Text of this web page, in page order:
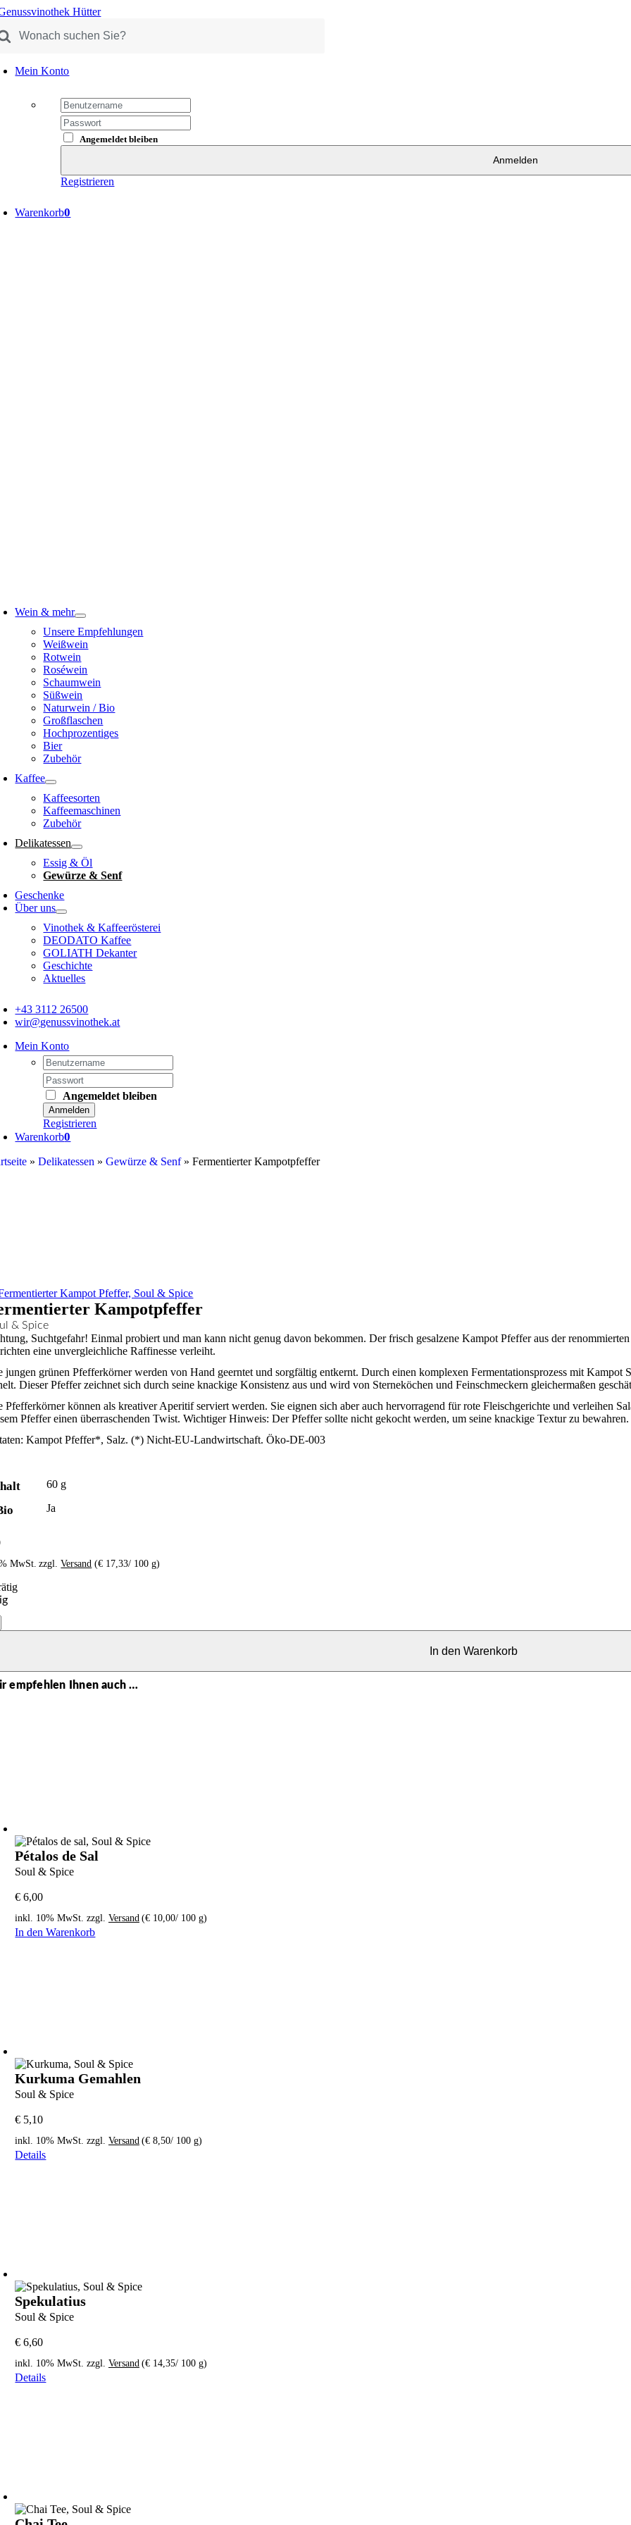
Skip
content
Mein Konto
Angemeldet bleiben
Registrieren
Warenkorb0
Wein & mehr
Unsere Empfehlungen
Weißwein
Rotwein
Roséwein
Schaumwein
Süßwein
Naturwein / Bio
Großflaschen
Hochprozentiges
Bier
Zubehör
Kaffee
Kaffeesorten
Kaffeemaschinen
Zubehör
Delikatessen
Essig & Öl
Gewürze & Senf
Geschenke
Über uns
Vinothek & Kaffeerösterei
DEODATO Kaffee
GOLIATH Dekanter
Geschichte
Aktuelles
+43 3112 26500
wir@genussvinothek.at
Mein Konto
Angemeldet bleiben
Registrieren
Warenkorb0
»Delikatessen »Gewürze & Senf»Fermentierter Kampotpfeffer
Kampotpfeffer
& Spice
Suchtgefahr! Einmal probiert und man kann nicht genug davon bekommen. Der frisch gesalzene Kampot Pfeffer aus der
eine unvergleichliche Raffinesse verleiht.
jungen grünen Pfefferkörner werden von Hand geerntet und sorgfältig entkernt. Durch einen komplexen Fermentationsprozess mit Kampot
Dieser Pfeffer zeichnet sich durch seine knackige Konsistenz aus und wird von Sterneköchen und Feinschmeckern gleichermaßen
Pfefferkörner können als kreativer Aperitif serviert werden. Sie eignen sich aber auch hervorragend für rote Fleischgerichte und verleihen
Pfeffer einen überraschenden Twist. Wichtiger Hinweis: Der Pfeffer sollte nicht gekocht werden, um seine knackige Textur zu bewahren.
Kampot Pfeffer*, Salz. (*) Nicht-EU-Landwirtschaft. Öko-DE-003
60 g
Ja
MwSt. (€17,33/ 100 g)
zzgl.Versand
In den Warenkorb
empfehlen Ihnen auch …
Pétalos de Sal
Soul & Spice
€6,00
inkl. 10% MwSt. (€ 10,00/ 100 g)
zzgl. Versand
In den Warenkorb
Kurkuma Gemahlen
Soul & Spice
€5,10
inkl. 10% MwSt. (€ 8,50/ 100 g)
zzgl. Versand
Details
Spekulatius
Soul & Spice
€6,60
inkl. 10% MwSt. (€ 14,35/ 100 g)
zzgl. Versand
Details